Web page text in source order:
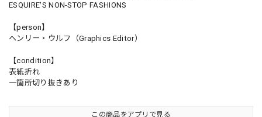
ESQUIRE'S NON-STOP FASHIONS
【person】
ヘンリー・ウルフ（Graphics Editor）
【condition】
表紙折れ
一箇所切り抜きあり
この商品をアプリで見る